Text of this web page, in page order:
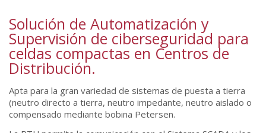
Solución de Automatización y
Supervisión de ciberseguridad para
celdas compactas en Centros de
Distribución.
Apta para la gran variedad de sistemas de puesta a tierra
(neutro directo a tierra, neutro impedante, neutro aislado o
compensado mediante bobina Petersen.